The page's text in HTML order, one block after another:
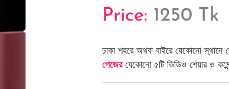
Price: 1250 Tk
ঢাকা শহরে অথবা বাইরে যেকোনো স্থানে
পেজেরযেকোনো ৫টি ভিডিও শেয়ার ও